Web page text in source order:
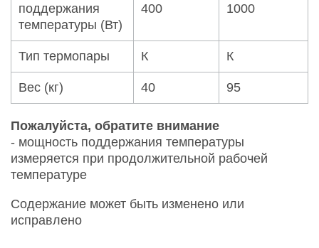
поддержания
температуры (Вт)
400 1000
Тип термопары К К
Вес (кг) 40 95
Пожалуйста, обратите внимание
- мощность поддержания температуры
измеряется при продолжительной рабочей
температуре
Содержание может быть изменено или
исправлено